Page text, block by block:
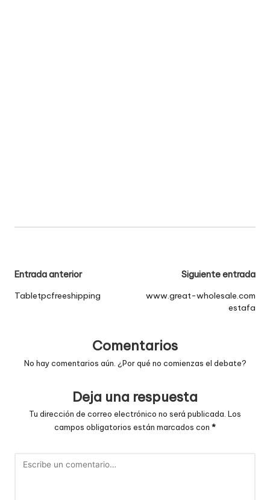
Navegación
de
Entrada anterior
Tabletpcfreeshipping
Siguiente entrada
www.great-wholesale.com
estafa
Comentarios
No hay comentarios aún. ¿Por qué no comienzas el debate?
Deja una respuesta
Tu dirección de correo electrónico no será publicada. Los
campos obligatorios están marcados con *